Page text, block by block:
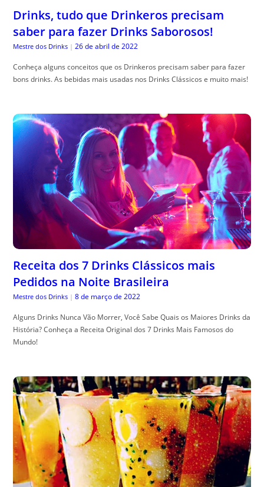
Drinks, tudo que Drinkeros precisam
saber para fazer Drinks Saborosos!
Mestre dos Drinks | 26 de abril de 2022
Conheça alguns conceitos que os Drinkeros precisam saber para fazer
bons drinks. As bebidas mais usadas nos Drinks Clássicos e muito mais!
Receita dos 7 Drinks Clássicos mais
Pedidos na Noite Brasileira
Mestre dos Drinks | 8 de março de 2022
Alguns Drinks Nunca Vão Morrer, Você Sabe Quais os Maiores Drinks da
História? Conheça a Receita Original dos 7 Drinks Mais Famosos do
Mundo!